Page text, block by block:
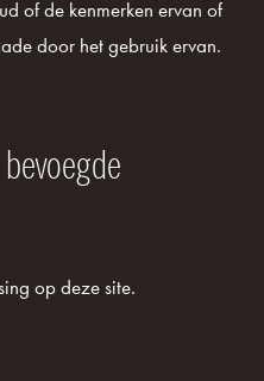
of de kenmerken ervan of
door het gebruik ervan.
op deze site.